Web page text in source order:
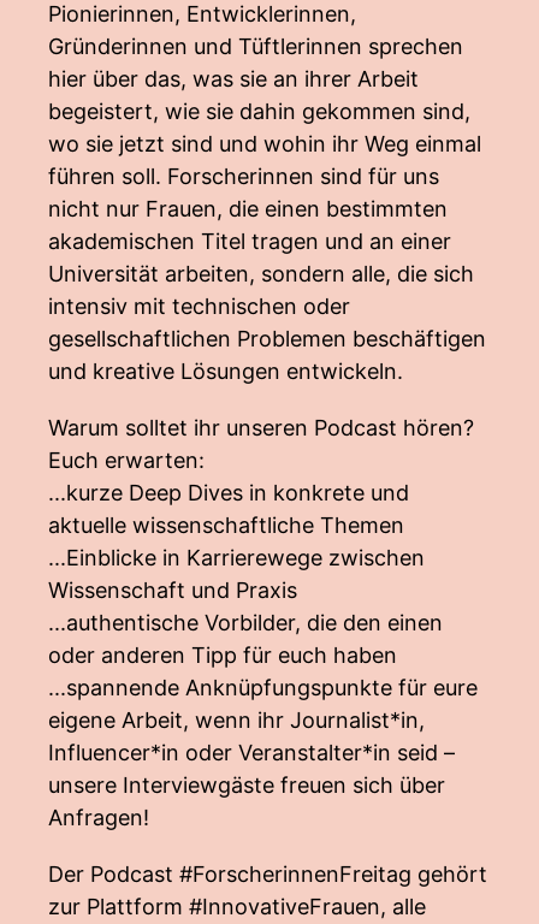
Pionierinnen, Entwicklerinnen,
Gründerinnen und Tüftlerinnen sprechen
hier über das, was sie an ihrer Arbeit
begeistert, wie sie dahin gekommen sind,
wo sie jetzt sind und wohin ihr Weg einmal
führen soll. Forscherinnen sind für uns
nicht nur Frauen, die einen bestimmten
akademischen Titel tragen und an einer
Universität arbeiten, sondern alle, die sich
intensiv mit technischen oder
gesellschaftlichen Problemen beschäftigen
und kreative Lösungen entwickeln.
Warum solltet ihr unseren Podcast hören?
Euch erwarten:
...kurze Deep Dives in konkrete und
aktuelle wissenschaftliche Themen
...Einblicke in Karrierewege zwischen
Wissenschaft und Praxis
...authentische Vorbilder, die den einen
oder anderen Tipp für euch haben
...spannende Anknüpfungspunkte für eure
eigene Arbeit, wenn ihr Journalist*in,
Influencer*in oder Veranstalter*in seid –
unsere Interviewgäste freuen sich über
Anfragen!
Der Podcast #ForscherinnenFreitag gehört
zur Plattform #InnovativeFrauen, alle